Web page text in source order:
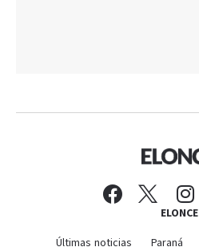
ELONCE
Últimas noticias Paraná